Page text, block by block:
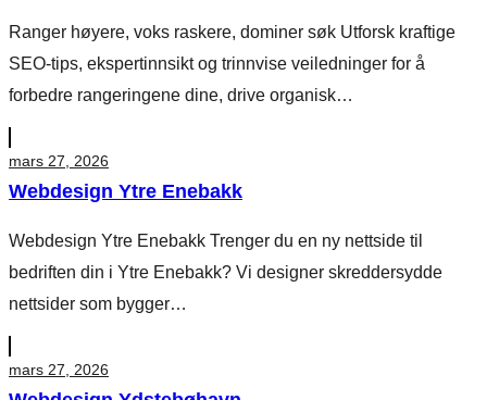
Ranger høyere, voks raskere, dominer søk Utforsk kraftige
SEO-tips, ekspertinnsikt og trinnvise veiledninger for å
forbedre rangeringene dine, drive organisk…
mars 27, 2026
Webdesign Ytre Enebakk
Webdesign Ytre Enebakk Trenger du en ny nettside til
bedriften din i Ytre Enebakk? Vi designer skreddersydde
nettsider som bygger…
mars 27, 2026